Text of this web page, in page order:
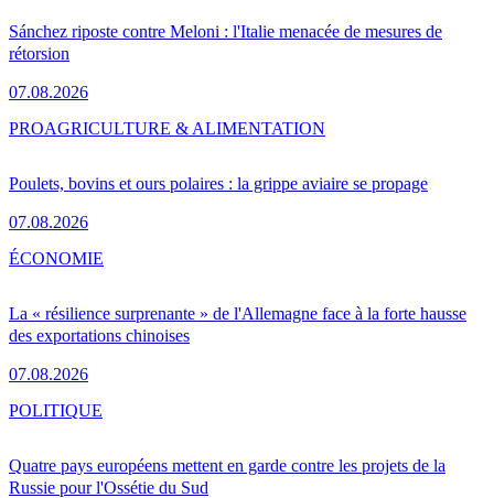
Sánchez riposte contre Meloni : l'Italie menacée de mesures de
rétorsion
07.08.2026
Poulets, bovins et ours polaires : la grippe aviaire se propage
07.08.2026
PROAGRICULTURE & ALIMENTATION
La « résilience surprenante » de l'Allemagne face à la forte hausse
des exportations chinoises
07.08.2026
ÉCONOMIE
Quatre pays européens mettent en garde contre les projets de la
Russie pour l'Ossétie du Sud
POLITIQUE